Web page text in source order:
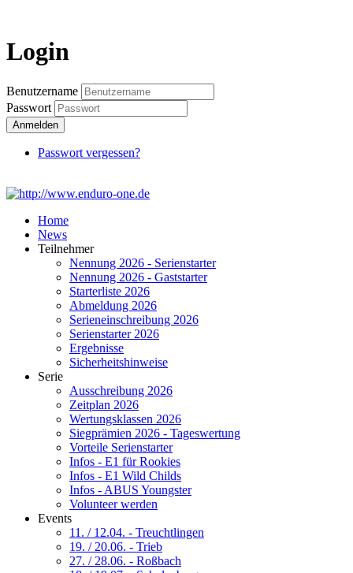
Login
Benutzername
Passwort
Anmelden
Passwort vergessen?
Home
News
Teilnehmer
Nennung 2026 - Serienstarter
Nennung 2026 - Gaststarter
Starterliste 2026
Abmeldung 2026
Serieneinschreibung 2026
Serienstarter 2026
Ergebnisse
Sicherheitshinweise
Serie
Ausschreibung 2026
Zeitplan 2026
Wertungsklassen 2026
Siegprämien 2026 - Tageswertung
Vorteile Serienstarter
Infos - E1 für Rookies
Infos - E1 Wild Childs
Infos - ABUS Youngster
Volunteer werden
Events
11. / 12.04. - Treuchtlingen
19. / 20.06. - Trieb
27. / 28.06. - Roßbach